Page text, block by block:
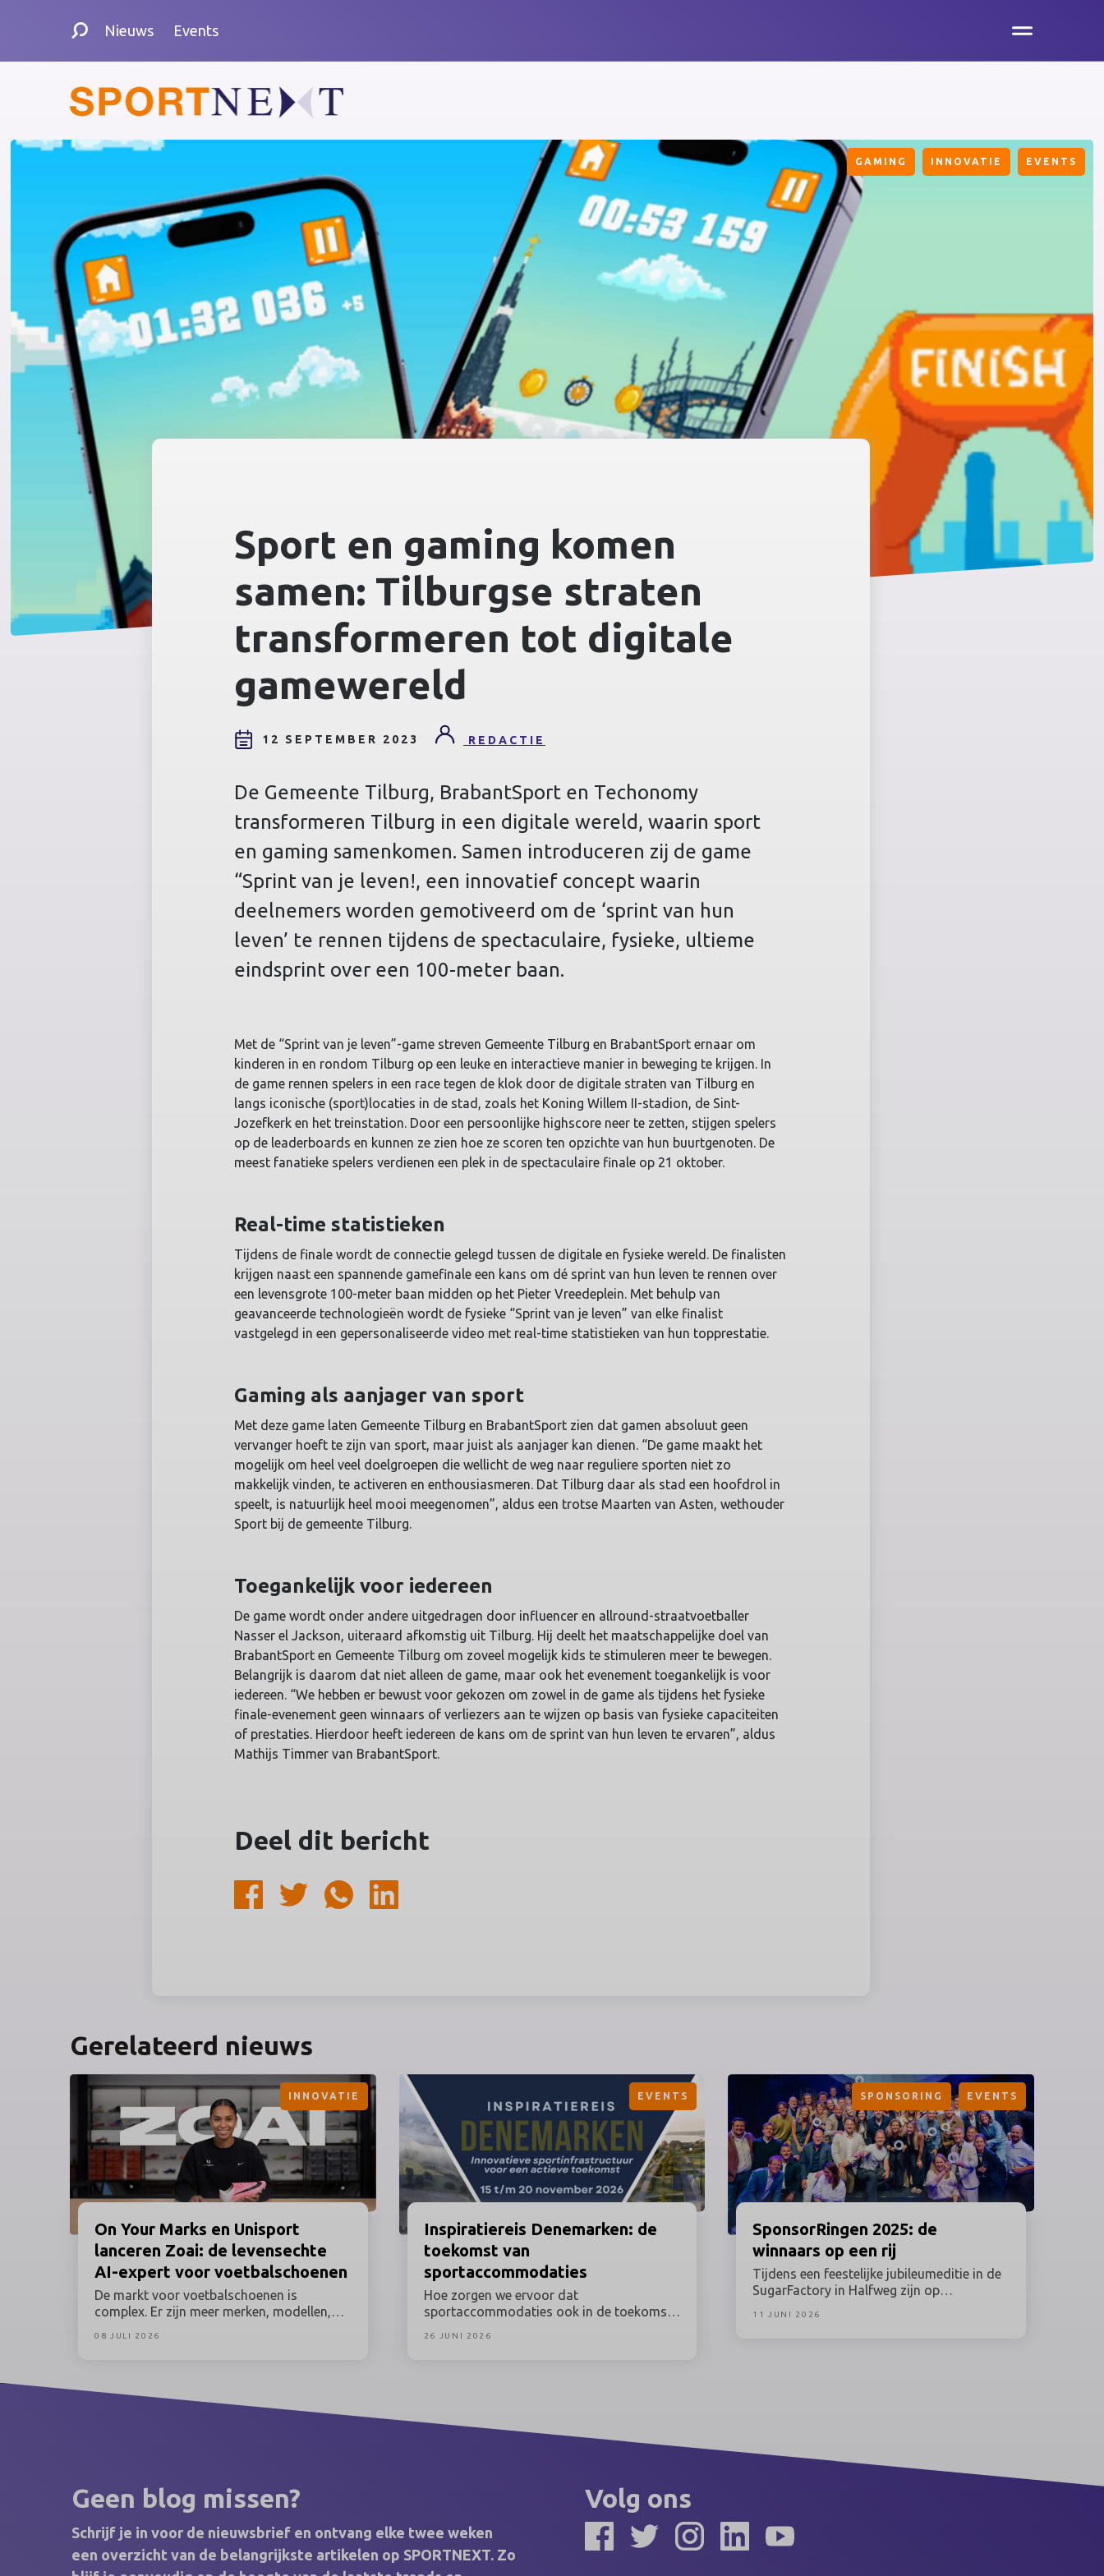
Nieuws Events
GAMING INNOVATIE EVENTS
Sport en gaming komen
samen: Tilburgse straten
transformeren tot digitale
gamewereld
12 SEPTEMBER 2023 REDACTIE
De Gemeente Tilburg, BrabantSport en Techonomy
transformeren Tilburg in een digitale wereld, waarin sport
en gaming samenkomen. Samen introduceren zij de game
“Sprint van je leven!, een innovatief concept waarin
deelnemers worden gemotiveerd om de ‘sprint van hun
leven’ te rennen tijdens de spectaculaire, fysieke, ultieme
eindsprint over een 100-meter baan.
Met de “Sprint van je leven”-game streven Gemeente Tilburg en BrabantSport ernaar om
kinderen in en rondom Tilburg op een leuke en interactieve manier in beweging te krijgen. In
de game rennen spelers in een race tegen de klok door de digitale straten van Tilburg en
langs iconische (sport)locaties in de stad, zoals het Koning Willem II-stadion, de Sint-
Jozefkerk en het treinstation. Door een persoonlijke highscore neer te zetten, stijgen spelers
op de leaderboards en kunnen ze zien hoe ze scoren ten opzichte van hun buurtgenoten. De
meest fanatieke spelers verdienen een plek in de spectaculaire finale op 21 oktober.
Real-time statistieken
Tijdens de finale wordt de connectie gelegd tussen de digitale en fysieke wereld. De finalisten
krijgen naast een spannende gamefinale een kans om dé sprint van hun leven te rennen over
een levensgrote 100-meter baan midden op het Pieter Vreedeplein. Met behulp van
geavanceerde technologieën wordt de fysieke “Sprint van je leven” van elke finalist
vastgelegd in een gepersonaliseerde video met real-time statistieken van hun topprestatie.
Gaming als aanjager van sport
Met deze game laten Gemeente Tilburg en BrabantSport zien dat gamen absoluut geen
vervanger hoeft te zijn van sport, maar juist als aanjager kan dienen. “De game maakt het
mogelijk om heel veel doelgroepen die wellicht de weg naar reguliere sporten niet zo
makkelijk vinden, te activeren en enthousiasmeren. Dat Tilburg daar als stad een hoofdrol in
speelt, is natuurlijk heel mooi meegenomen”, aldus een trotse Maarten van Asten, wethouder
Sport bij de gemeente Tilburg.
Toegankelijk voor iedereen
De game wordt onder andere uitgedragen door influencer en allround-straatvoetballer
Nasser el Jackson, uiteraard afkomstig uit Tilburg. Hij deelt het maatschappelijke doel van
BrabantSport en Gemeente Tilburg om zoveel mogelijk kids te stimuleren meer te bewegen.
Belangrijk is daarom dat niet alleen de game, maar ook het evenement toegankelijk is voor
iedereen. “We hebben er bewust voor gekozen om zowel in de game als tijdens het fysieke
finale-evenement geen winnaars of verliezers aan te wijzen op basis van fysieke capaciteiten
of prestaties. Hierdoor heeft iedereen de kans om de sprint van hun leven te ervaren”, aldus
Mathijs Timmer van BrabantSport.
Deel dit bericht
Gerelateerd nieuws
On Your Marks en Unisport
lanceren Zoai: de levensechte
AI-expert voor voetbalschoenen
De markt voor voetbalschoenen is
complex. Er zijn meer merken, modellen,
persoonlijke, betrouwbare begeleiding en
direct antwoord op concrete vragen.
op het WK zien.
INNOVATIE
08 JULI 2026
Inspiratiereis Denemarken: de
toekomst van
sportaccommodaties
Hoe zorgen we ervoor dat
sportaccommodaties ook in de toekomst
actuele vraagstukken rondom sport,
bewegen, ruimtegebruik en duurzaamheid.
EVENTS
26 JUNI 2026
SponsorRingen 2025: de
winnaars op een rij
Tijdens een feestelijke jubileumeditie in de
SugarFactory in Halfweg zijn op
SPONSORING EVENTS
11 JUNI 2026
Geen blog missen?
Schrijf je in voor de nieuwsbrief en ontvang elke twee weken
een overzicht van de belangrijkste artikelen op SPORTNEXT. Zo
Volg ons